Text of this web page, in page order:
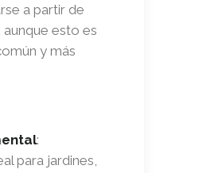
a partir de
aunque esto es
y más
:
para jardines,